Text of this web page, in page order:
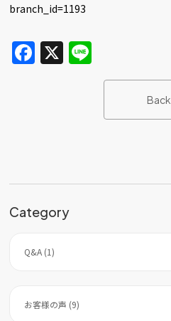
branch_id=1193
F
a
o
k
X
n
Back
Category
Q&A (1)
お客様の声 (9)